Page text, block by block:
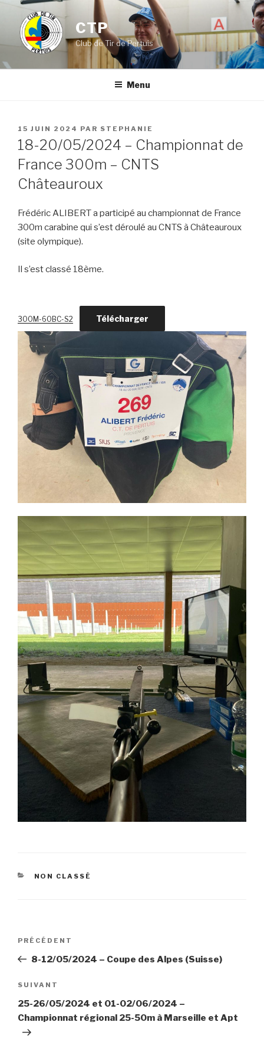
contenu
principal
CTP
Club de Tir de Pertuis
Menu
PUBLIÉ
LE
15 JUIN 2024 PAR STEPHANIE
18-20/05/2024 – Championnat de
France 300m – CNTS
Châteauroux
Frédéric ALIBERT a participé au championnat de France
300m carabine qui s’est déroulé au CNTS à Châteauroux
(site olympique).
Il s’est classé 18ème.
300M-60BC-S2 Télécharger
CATÉGORIES
NON CLASSÉ
Navigation
l’article
Article
précédent
PRÉCÉDENT
8-12/05/2024 – Coupe des Alpes (Suisse)
Article
suivant
SUIVANT
25-26/05/2024 et 01-02/06/2024 –
Championnat régional 25-50m à Marseille et Apt